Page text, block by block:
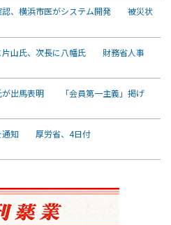
認、横浜市医がシステム開発 被災状
片山氏、次長に八幡氏 財務省人事
が出馬表明 「会員第一主義」掲げ
通知 厚労省、4日付